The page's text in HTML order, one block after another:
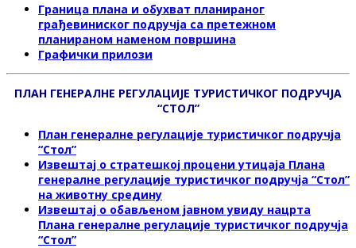
Граница плана и обухват планираног
грађевиниског подручја са претежном
планираном наменом површина
Графички прилози
ПЛАН ГЕНЕРАЛНЕ РЕГУЛАЦИЈЕ ТУРИСТИЧКОГ ПОДРУЧЈА
“СТОЛ”
План генералне регулације туристичког подручја
“Стол”
Извештај о стратешкој процени утицаја Плана
генералне регулације туристичког подручја “Стол”
на животну средину
Извештај о обављeном јавном увиду нацрта
Плана генералне регулације туристичког подручја
“Стол”